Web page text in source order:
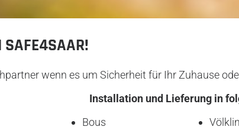
SAFE4SAAR!
wenn es um Sicherheit für Ihr Zuhause
Installation und Lieferung in
Bous